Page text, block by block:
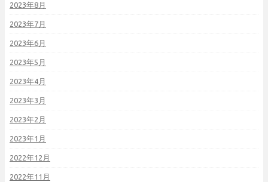
2023年8月
2023年7月
2023年6月
2023年5月
2023年4月
2023年3月
2023年2月
2023年1月
2022年12月
2022年11月